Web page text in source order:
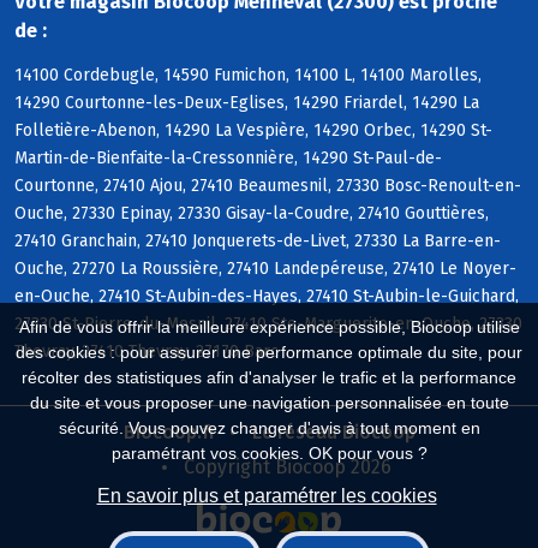
Afin de vous offrir la meilleure expérience possible, Biocoop utilise
des cookies : pour assurer une performance optimale du site, pour
récolter des statistiques afin d'analyser le trafic et la performance
du site et vous proposer une navigation personnalisée en toute
sécurité. Vous pouvez changer d'avis à tout moment en
paramétrant vos cookies. OK pour vous ?
En savoir plus et paramétrer les cookies
de :
14100 Cordebugle, 14590 Fumichon, 14100 L, 14100 Marolles,
14290 Courtonne-les-Deux-Eglises, 14290 Friardel, 14290 La
Folletière-Abenon, 14290 La Vespière, 14290 Orbec, 14290 St-
Martin-de-Bienfaite-la-Cressonnière, 14290 St-Paul-de-
Courtonne, 27410 Ajou, 27410 Beaumesnil, 27330 Bosc-Renoult-en-
Ouche, 27330 Epinay, 27330 Gisay-la-Coudre, 27410 Gouttières,
27410 Granchain, 27410 Jonquerets-de-Livet, 27330 La Barre-en-
Ouche, 27270 La Roussière, 27410 Landepéreuse, 27410 Le Noyer-
en-Ouche, 27410 St-Aubin-des-Hayes, 27410 St-Aubin-le-Guichard,
27330 St-Pierre-du-Mesnil, 27410 Ste-Marguerite-en-Ouche, 27330
Thevray, 27410 Thevray, 27170 Barc
Biocoop.fr
Le réseau Biocoop
Copyright Biocoop 2026